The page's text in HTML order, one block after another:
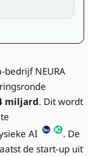
NEURA
miljard. Dit wordt
AI
. De
de start-up uit